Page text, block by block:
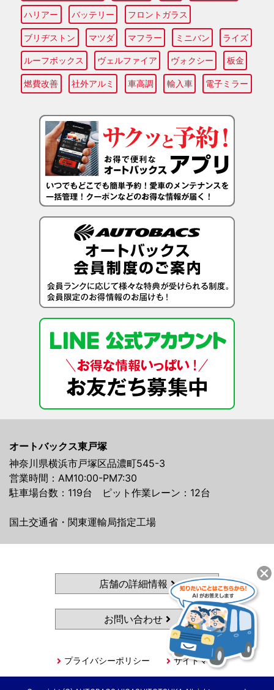
ハリアー バッテリー フロントガラス
ブリヂストン マツダ マフラー ミニバン ライズ
ルーフボックス ヴェルファイア ヴォクシー 板金
燃費改善 社外アルミ 車高調 輸入車 電子ミラー
オートバックス東戸塚
神奈川県横浜市戸塚区品濃町545-3
営業時間：AM10:00-PM7:30
駐車場台数：119台 ピット作業レーン：12台
国土交通省・関東運輸局指定工場
店舗の詳細情報
お問い合わせ
プライバシーポリシー サイトマップ